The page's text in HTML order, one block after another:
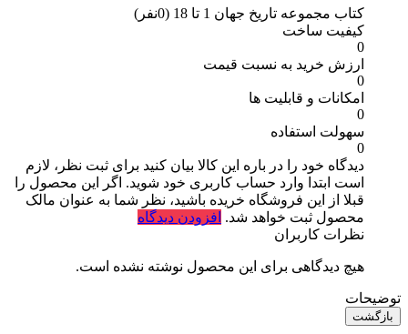
کتاب مجموعه تاریخ جهان 1 تا 18
(0نفر)
کیفیت ساخت
0
ارزش خرید به نسبت قیمت
0
امکانات و قابلیت ها
0
سهولت استفاده
0
دیدگاه خود را در باره این کالا بیان کنید برای ثبت نظر، لازم
است ابتدا وارد حساب کاربری خود شوید. اگر این محصول را
قبلا از این فروشگاه خریده باشید، نظر شما به عنوان مالک
محصول ثبت خواهد شد. افزودن دیدگاه
نظرات کاربران
هیچ دیدگاهی برای این محصول نوشته نشده است.
توضیحات
بازگشت